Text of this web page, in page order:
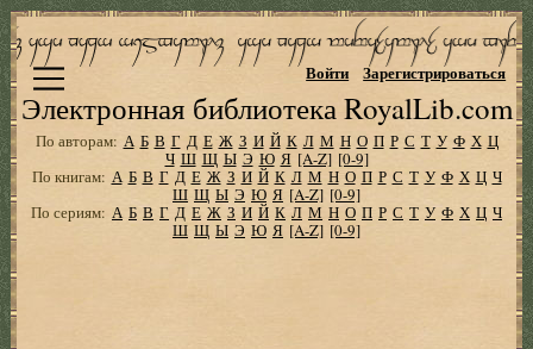
Электронная библиотека RoyalLib.com
Войти Зарегистрироваться
По авторам: А Б В Г Д Е Ж З И Й К Л М Н О П Р С Т У Ф Х Ц
Ч Ш Щ Ы Э Ю Я [A-Z] [0-9]
По книгам: А Б В Г Д Е Ж З И Й К Л М Н О П Р С Т У Ф Х Ц Ч
Ш Щ Ы Э Ю Я [A-Z] [0-9]
По сериям: А Б В Г Д Е Ж З И Й К Л М Н О П Р С Т У Ф Х Ц Ч
Ш Щ Ы Э Ю Я [A-Z] [0-9]